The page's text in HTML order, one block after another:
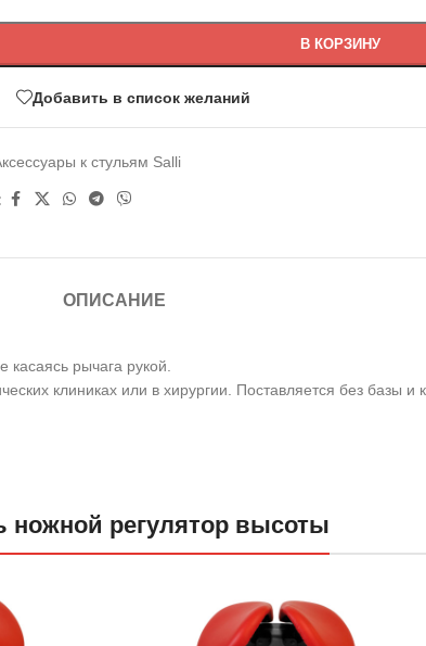
В КОРЗИНУ
Добавить в список желаний
к стульям Salli
ОПИСАНИЕ
касаясь рычага рукой.
клиниках или в хирургии. Поставляется без базы и
ножной регулятор высоты